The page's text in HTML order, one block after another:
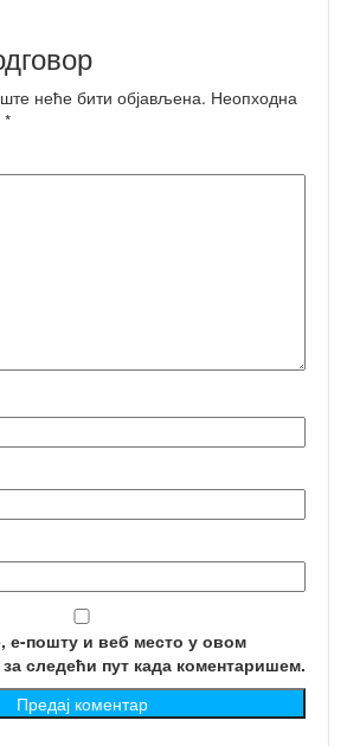
неће бити објављена. Неопходна
*
е-пошту и веб место у овом
следећи пут када коментаришем.